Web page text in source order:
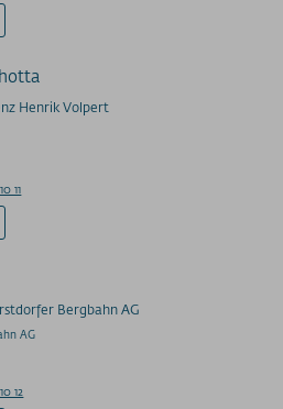
Henrik Volpert
11
Bergbahn AG
AG
12